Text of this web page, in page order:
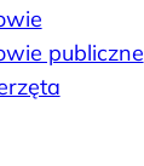
publiczne